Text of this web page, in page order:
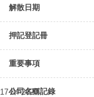
解散日期
押記登記冊
重要事項
公司名稱記錄
17-04-2020